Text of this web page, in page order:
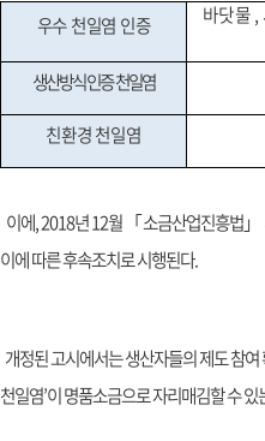
우수 천일염 인증 바닷물,
생산방식인증 천일염
친환경 천일염
이에, 2018년 12월 「소금산업진흥법」
이에 따른 후속조치로 시행된다.
개정된 고시에서는 생산자들의 제도 참
천일염’이 명품소금으로 자리매김할 수